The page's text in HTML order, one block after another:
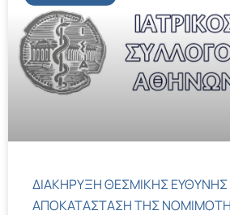
ΔΙΑΚΗΡΥΞΗ ΘΕΣΜΙΚΗΣ ΕΥΘΥΝΗΣ
ΑΠΟΚΑΤΑΣΤΑΣΗ ΤΗΣ